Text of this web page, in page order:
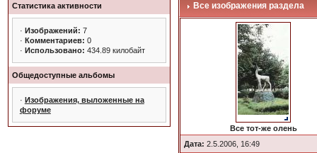
Статистика активности
· Изображений: 7
· Комментариев: 0
· Использовано: 434.89 килобайт
Общедоступные альбомы
· Изображения, выложенные на
форуме
Все изображения раздела
Все тот-же олень
Дата: 2.5.2006, 16:49